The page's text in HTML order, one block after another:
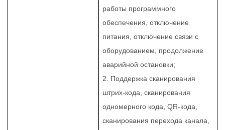
работы программного
обеспечения, отключение
питания, отключение связи с
оборудованием, продолжение
аварийной остановки;
2. Поддержка сканирования
штрих-кода, сканирования
одномерного кода, QR-кода,
сканирования перехода канала,